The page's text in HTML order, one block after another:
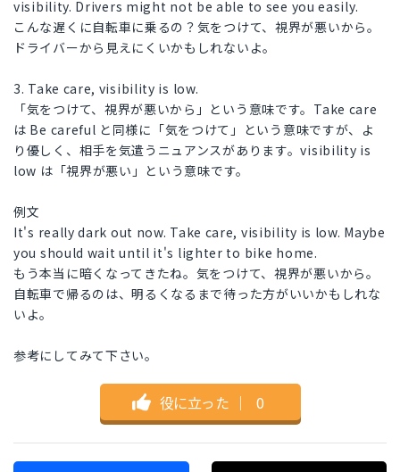
visibility. Drivers might not be able to see you easily.
こんな遅くに自転車に乗るの？気をつけて、視界が悪いから。
ドライバーから見えにくいかもしれないよ。
3. Take care, visibility is low.
「気をつけて、視界が悪いから」という意味です。Take care
は Be careful と同様に「気をつけて」という意味ですが、よ
り優しく、相手を気遣うニュアンスがあります。visibility is
low は「視界が悪い」という意味です。
例文
It's really dark out now. Take care, visibility is low. Maybe
you should wait until it's lighter to bike home.
もう本当に暗くなってきたね。気をつけて、視界が悪いから。
自転車で帰るのは、明るくなるまで待った方がいいかもしれな
いよ。
参考にしてみて下さい。
役に立った ｜ 0